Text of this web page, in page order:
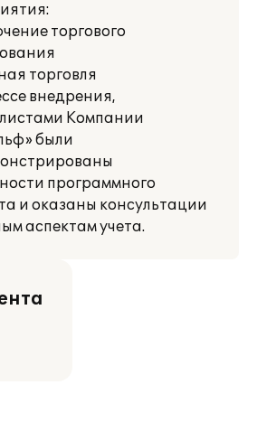
торгового
торговля
внедрения,
Компании
были
программного
и оказаны консультации
аспектам учета.